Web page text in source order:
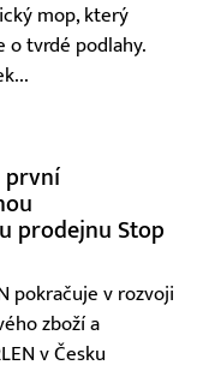
mop, který
o tvrdé podlahy.
první
prodejnu Stop
pokračuje v rozvoji
zboží a
v Česku